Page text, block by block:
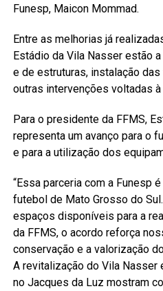
Funesp, Maicon Mommad.
Entre as melhorias já
Estádio da Vila Nasser estão
e de estruturas, instalação
outras intervenções voltadas
Para o presidente da FFMS,
representa um avanço para o
e para a utilização dos
“Essa parceria com a Funesp
futebol de Mato Grosso do
espaços disponíveis para a
da FFMS, o acordo reforça
conservação e a valorização
A revitalização do Vila Nasser
no Jacques da Luz mostram